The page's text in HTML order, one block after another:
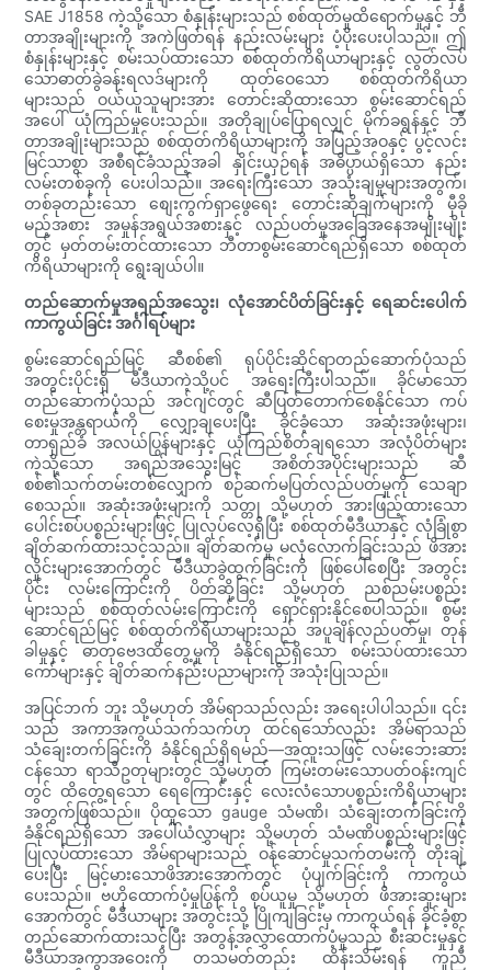
SAE J1858 ကဲ့သို့သော စံနှုန်းများသည် စစ်ထုတ်မှုထိရောက်မှုနှင့် ဘီ
တာအချိုးများကို အကဲဖြတ်ရန် နည်းလမ်းများ ပံ့ပိုးပေးပါသည်။ ဤ
စံနှုန်းများနှင့် စမ်းသပ်ထားသော စစ်ထုတ်ကိရိယာများနှင့် လွတ်လပ်
သောဓာတ်ခွဲခန်းရလဒ်များကို ထုတ်ဝေသော စစ်ထုတ်ကိရိယာ
များသည် ဝယ်ယူသူများအား တောင်းဆိုထားသော စွမ်းဆောင်ရည်
အပေါ် ယုံကြည်မှုပေးသည်။ အတိုချုပ်ပြောရလျှင် မိုက်ခရွန်နှင့် ဘီ
တာအချိုးများသည် စစ်ထုတ်ကိရိယာများကို အပြည့်အဝနှင့် ပွင့်လင်း
မြင်သာစွာ အစီရင်ခံသည့်အခါ နှိုင်းယှဉ်ရန် အဓိပ္ပာယ်ရှိသော နည်း
လမ်းတစ်ခုကို ပေးပါသည်။ အရေးကြီးသော အသုံးချမှုများအတွက်၊
တစ်ခုတည်းသော စျေးကွက်ရှာဖွေရေး တောင်းဆိုချက်များကို မှီခို
မည့်အစား အမှုန်အရွယ်အစားနှင့် လည်ပတ်မှုအခြေအနေအမျိုးမျိုး
တွင် မှတ်တမ်းတင်ထားသော ဘီတာစွမ်းဆောင်ရည်ရှိသော စစ်ထုတ်
ကိရိယာများကို ရွေးချယ်ပါ။
တည်ဆောက်မှုအရည်အသွေး၊ လုံအောင်ပိတ်ခြင်းနှင့် ရေဆင်းပေါက်
ကာကွယ်ခြင်း အင်္ဂါရပ်များ
စွမ်းဆောင်ရည်မြင့် ဆီစစ်၏ ရုပ်ပိုင်းဆိုင်ရာတည်ဆောက်ပုံသည်
အတွင်းပိုင်းရှိ မီဒီယာကဲ့သို့ပင် အရေးကြီးပါသည်။ ခိုင်မာသော
တည်ဆောက်ပုံသည် အင်ဂျင်တွင် ဆီပြတ်တောက်စေနိုင်သော ကပ်
စေးမှုအန္တရာယ်ကို လျှော့ချပေးပြီး ခိုင်ခံ့သော အဆုံးအဖုံးများ၊
တာရှည်ခံ အလယ်ပြွန်များနှင့် ယုံကြည်စိတ်ချရသော အလုံပိတ်များ
ကဲ့သို့သော အရည်အသွေးမြင့် အစိတ်အပိုင်းများသည် ဆီ
စစ်၏သက်တမ်းတစ်လျှောက် စဉ်ဆက်မပြတ်လည်ပတ်မှုကို သေချာ
စေသည်။ အဆုံးအဖုံးများကို သတ္တု သို့မဟုတ် အားဖြည့်ထားသော
ပေါင်းစပ်ပစ္စည်းများဖြင့် ပြုလုပ်လေ့ရှိပြီး စစ်ထုတ်မီဒီယာနှင့် လုံခြုံစွာ
ချိတ်ဆက်ထားသင့်သည်။ ချိတ်ဆက်မှု မလုံလောက်ခြင်းသည် ဖိအား
လှိုင်းများအောက်တွင် မီဒီယာခွဲထွက်ခြင်းကို ဖြစ်ပေါ်စေပြီး အတွင်း
ပိုင်း လမ်းကြောင်းကို ပိတ်ဆို့ခြင်း သို့မဟုတ် ညစ်ညမ်းပစ္စည်း
များသည် စစ်ထုတ်လမ်းကြောင်းကို ရှောင်ရှားနိုင်စေပါသည်။ စွမ်း
ဆောင်ရည်မြင့် စစ်ထုတ်ကိရိယာများသည် အပူချိန်လည်ပတ်မှု၊ တုန်
ခါမှုနှင့် ဓာတုဗေဒထိတွေ့မှုကို ခံနိုင်ရည်ရှိသော စမ်းသပ်ထားသော
ကော်များနှင့် ချိတ်ဆက်နည်းပညာများကို အသုံးပြုသည်။
အပြင်ဘက် ဘူး သို့မဟုတ် အိမ်ရာသည်လည်း အရေးပါပါသည်။ ၎င်း
သည် အကာအကွယ်သက်သက်ဟု ထင်ရသော်လည်း အိမ်ရာသည်
သံချေးတက်ခြင်းကို ခံနိုင်ရည်ရှိရမည်—အထူးသဖြင့် လမ်းဘေးဆား
ငန်သော ရာသီဥတုများတွင် သို့မဟုတ် ကြမ်းတမ်းသောပတ်ဝန်းကျင်
တွင် ထိတွေ့ရသော ရေကြောင်းနှင့် လေးလံသောပစ္စည်းကိရိယာများ
အတွက်ဖြစ်သည်။ ပိုထူသော gauge သံမဏိ၊ သံချေးတက်ခြင်းကို
ခံနိုင်ရည်ရှိသော အပေါ်ယံလွှာများ သို့မဟုတ် သံမဏိပစ္စည်းများဖြင့်
ပြုလုပ်ထားသော အိမ်ရာများသည် ဝန်ဆောင်မှုသက်တမ်းကို တိုးချဲ့
ပေးပြီး မြင့်မားသောဖိအားအောက်တွင် ပုံပျက်ခြင်းကို ကာကွယ်
ပေးသည်။ ဗဟိုထောက်ပံ့မှုပြွန်ကို စုပ်ယူမှု သို့မဟုတ် ဖိအားဆူးများ
အောက်တွင် မီဒီယာများ အတွင်းသို့ ပြိုကျခြင်းမှ ကာကွယ်ရန် ခိုင်ခံ့စွာ
တည်ဆောက်ထားသင့်ပြီး အတွန့်အလွှာထောက်ပံ့မှုသည် စီးဆင်းမှုနှင့်
မီဒီယာအကွာအဝေးကို တသမတ်တည်း ထိန်းသိမ်းရန် ကူညီ